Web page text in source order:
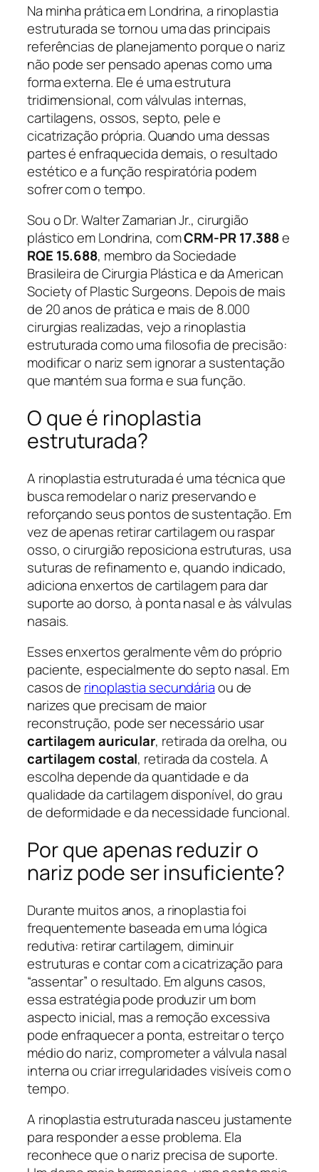
Na minha prática em Londrina, a rinoplastia
estruturada se tornou uma das principais
referências de planejamento porque o nariz
não pode ser pensado apenas como uma
forma externa. Ele é uma estrutura
tridimensional, com válvulas internas,
cartilagens, ossos, septo, pele e
cicatrização própria. Quando uma dessas
partes é enfraquecida demais, o resultado
estético e a função respiratória podem
sofrer com o tempo.
Sou o Dr. Walter Zamarian Jr., cirurgião
plástico em Londrina, comCRM-PR 17.388e
RQE 15.688, membro da Sociedade
Brasileira de Cirurgia Plástica e da American
Society of Plastic Surgeons. Depois de mais
de 20 anos de prática e mais de 8.000
cirurgias realizadas, vejo a rinoplastia
estruturada como uma filosofia de precisão:
modificar o nariz sem ignorar a sustentação
que mantém sua forma e sua função.
O que é rinoplastia
estruturada?
A rinoplastia estruturada é uma técnica que
busca remodelar o nariz preservando e
reforçando seus pontos de sustentação. Em
vez de apenas retirar cartilagem ou raspar
osso, o cirurgião reposiciona estruturas, usa
suturas de refinamento e, quando indicado,
adiciona enxertos de cartilagem para dar
suporte ao dorso, à ponta nasal e às válvulas
nasais.
Esses enxertos geralmente vêm do próprio
paciente, especialmente do septo nasal. Em
casos de rinoplastia secundáriaou de
narizes que precisam de maior
reconstrução, pode ser necessário usar
cartilagem auricular, retirada da orelha, ou
cartilagem costal, retirada da costela. A
escolha depende da quantidade e da
qualidade da cartilagem disponível, do grau
de deformidade e da necessidade funcional.
Por que apenas reduzir o
nariz pode ser insuficiente?
Durante muitos anos, a rinoplastia foi
frequentemente baseada em uma lógica
redutiva: retirar cartilagem, diminuir
estruturas e contar com a cicatrização para
“assentar” o resultado. Em alguns casos,
essa estratégia pode produzir um bom
aspecto inicial, mas a remoção excessiva
pode enfraquecer a ponta, estreitar o terço
médio do nariz, comprometer a válvula nasal
interna ou criar irregularidades visíveis com o
tempo.
A rinoplastia estruturada nasceu justamente
para responder a esse problema. Ela
reconhece que o nariz precisa de suporte.